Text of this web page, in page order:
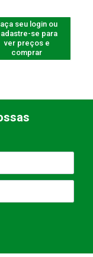
seu login ou
se para
ver preços e
comprar